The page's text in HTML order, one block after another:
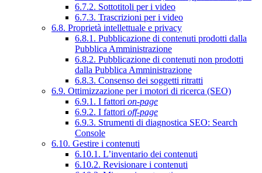
6.7.2. Sottotitoli per i video
6.7.3. Trascrizioni per i video
6.8. Proprietà intellettuale e privacy
6.8.1. Pubblicazione di contenuti prodotti dalla
Pubblica Amministrazione
6.8.2. Pubblicazione di contenuti non prodotti
dalla Pubblica Amministrazione
6.8.3. Consenso dei soggetti ritratti
6.9. Ottimizzazione per i motori di ricerca (SEO)
6.9.1. I fattori on-page
6.9.2. I fattori off-page
6.9.3. Strumenti di diagnostica SEO: Search
Console
6.10. Gestire i contenuti
6.10.1. L’inventario dei contenuti
6.10.2. Revisionare i contenuti